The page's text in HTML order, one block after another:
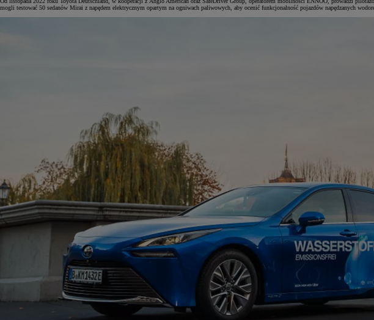
Od81 900 zł
mogli testować 50 sedanów Mirai z napędem elektrycznym opartym na ogniwach paliwowych, aby ocenić funkcjonalność pojazdów napędzanych